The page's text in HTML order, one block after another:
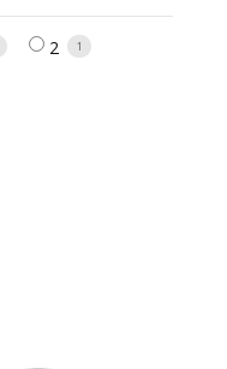
2 1